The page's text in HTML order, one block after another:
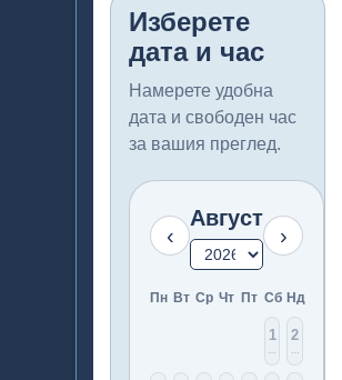
Изберете
дата и час
Намерете удобна
дата и свободен час
за вашия преглед.
‹
Август
›
Пн Вт Ср Чт Пт Сб Нд
1 2